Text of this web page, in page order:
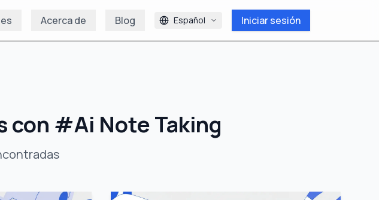
Acerca de Blog Español Iniciar sesión
con #Ai Note Taking